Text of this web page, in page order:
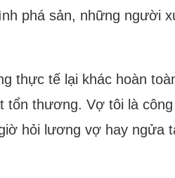
phá sản, những người
thực tế lại khác hoàn
thương. Vợ tôi là
hỏi lương vợ hay ngửa